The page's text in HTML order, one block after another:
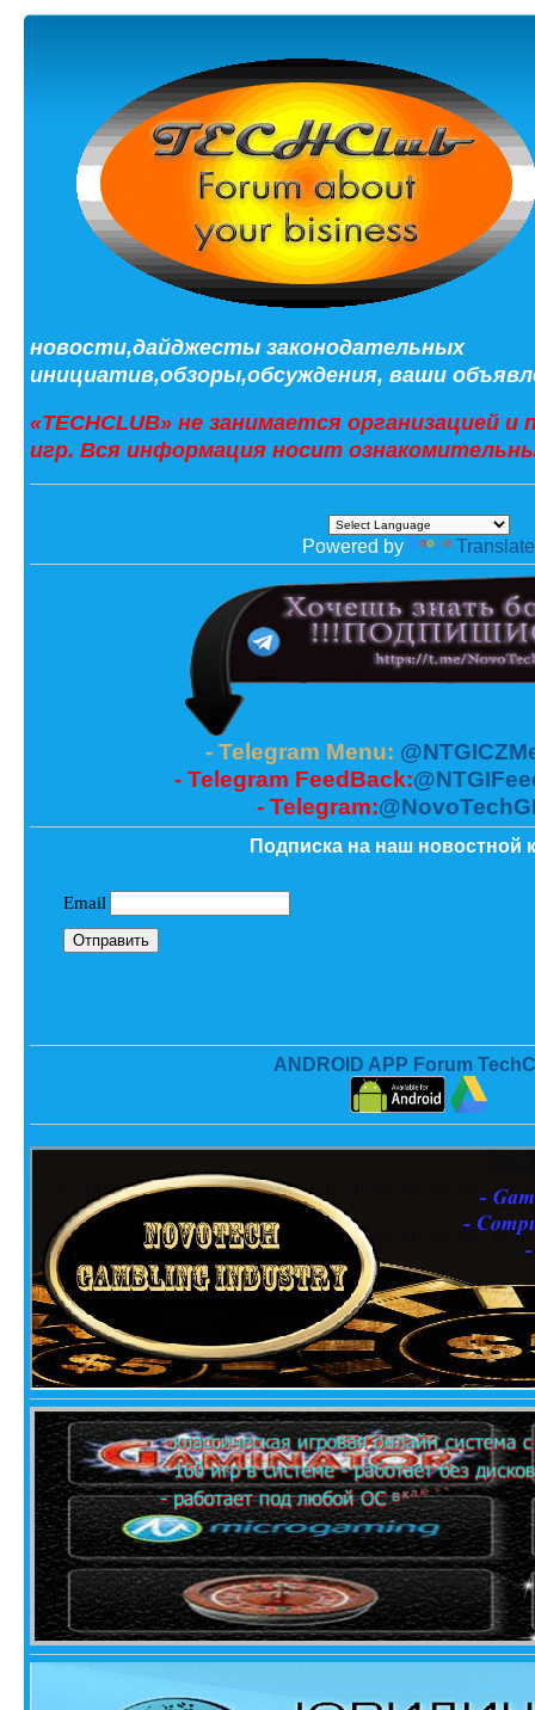
новости,дайджесты законодательных
инициатив,обзоры,обсуждения, ваши
«TECHCLUB» не занимается организацией
игр. Вся информация носит
Powered by Translate
- Telegram Menu:
- Telegram FeedBack:
- Telegram:
Подписка на наш новостной
ANDROID APP Forum